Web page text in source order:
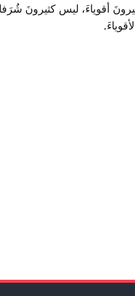
أقوياءَ، ليس كثيرونَ